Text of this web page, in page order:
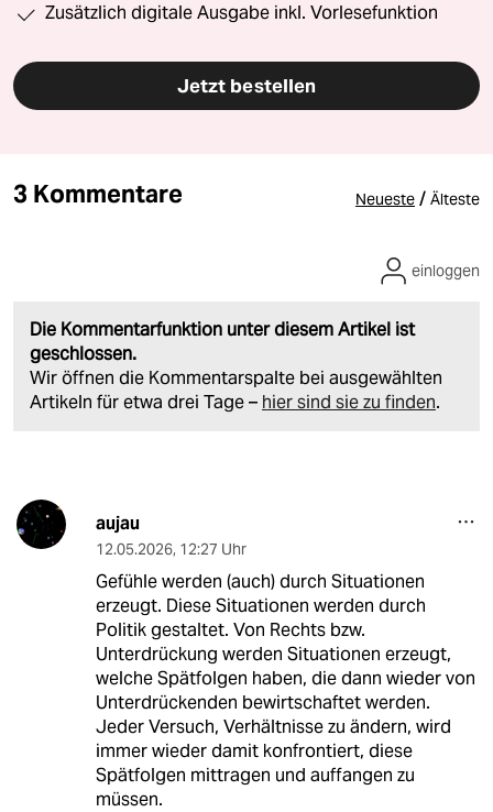
Zusätzlich digitale Ausgabe inkl. Vorlesefunktion
Jetzt bestellen
3 Kommentare Neueste / Älteste
Die Kommentarfunktion unter diesem Artikel ist
geschlossen.
Wir öffnen die Kommentarspalte bei ausgewählten
Artikeln für etwa drei Tage – hier sind sie zu finden.
einloggen
aujau
12.05.2026, 12:27 Uhr
Gefühle werden (auch) durch Situationen
erzeugt. Diese Situationen werden durch
Politik gestaltet. Von Rechts bzw.
Unterdrückung werden Situationen erzeugt,
welche Spätfolgen haben, die dann wieder von
Unterdrückenden bewirtschaftet werden.
Jeder Versuch, Verhältnisse zu ändern, wird
immer wieder damit konfrontiert, diese
Spätfolgen mittragen und auffangen zu
müssen.